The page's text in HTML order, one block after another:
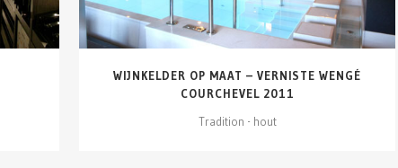
WIJNKELDER OP MAAT – VERNISTE WENGÉ
COURCHEVEL 2011
Tradition - hout